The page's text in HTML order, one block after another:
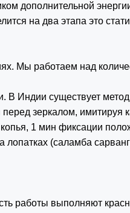
дополнительной
на два этапа это
Мы работаем над
В Индии существует
зеркалом, имитируя
1 мин фиксации
(саламба
работы выполняют